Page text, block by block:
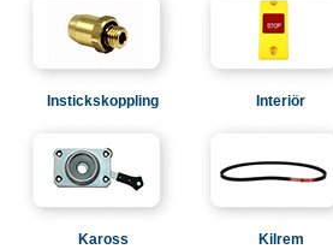
Instickskoppling Interiör
Kaross Kilrem